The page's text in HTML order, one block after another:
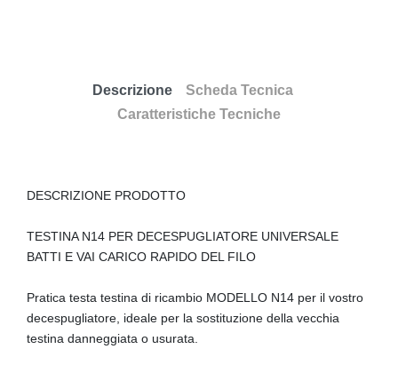
Descrizione
Scheda Tecnica
Caratteristiche Tecniche
DESCRIZIONE PRODOTTO
TESTINA N14 PER DECESPUGLIATORE UNIVERSALE
BATTI E VAI CARICO RAPIDO DEL FILO
Pratica testa testina di ricambio MODELLO N14 per il vostro
decespugliatore, ideale per la sostituzione della vecchia
testina danneggiata o usurata.